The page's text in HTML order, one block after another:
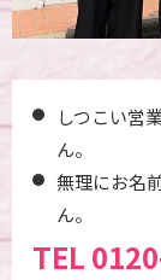
しつこい営
ん。
無理にお名
ん。
TEL